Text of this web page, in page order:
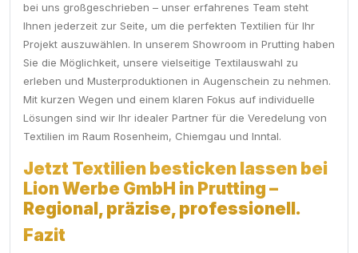
bei uns großgeschrieben – unser erfahrenes Team steht
Ihnen jederzeit zur Seite, um die perfekten Textilien für Ihr
Projekt auszuwählen. In unserem Showroom in Prutting haben
Sie die Möglichkeit, unsere vielseitige Textilauswahl zu
erleben und Musterproduktionen in Augenschein zu nehmen.
Mit kurzen Wegen und einem klaren Fokus auf individuelle
Lösungen sind wir Ihr idealer Partner für die Veredelung von
Textilien im Raum Rosenheim, Chiemgau und Inntal.
Jetzt Textilien besticken lassen bei
Lion Werbe GmbH in Prutting –
Regional, präzise, professionell.
Fazit